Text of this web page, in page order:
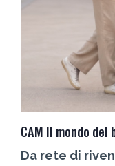
CAM Il mondo del
Da rete di